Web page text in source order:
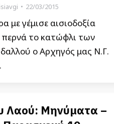
22/03/2015
με γέμισε αισιοδοξία
περνά το κατώφλι των
ο Αρχηγός μας Ν.Γ.
Λαού: Μηνύματα –